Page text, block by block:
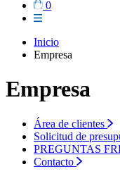
0
Inicio
Empresa
Empresa
Área de clientes
Solicitud de
PREGUNTAS
Contacto